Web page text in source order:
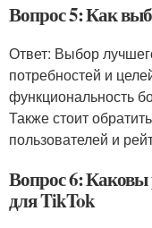
Вопрос 5: Как
Ответ: Выбор
потребностей и
функциональность
Также стоит
пользователей и
Вопрос 6: Каковы
для TikTok